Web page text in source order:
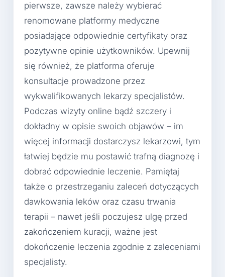
pierwsze, zawsze należy wybierać
renomowane platformy medyczne
posiadające odpowiednie certyfikaty oraz
pozytywne opinie użytkowników. Upewnij
się również, że platforma oferuje
konsultacje prowadzone przez
wykwalifikowanych lekarzy specjalistów.
Podczas wizyty online bądź szczery i
dokładny w opisie swoich objawów – im
więcej informacji dostarczysz lekarzowi, tym
łatwiej będzie mu postawić trafną diagnozę i
dobrać odpowiednie leczenie. Pamiętaj
także o przestrzeganiu zaleceń dotyczących
dawkowania leków oraz czasu trwania
terapii – nawet jeśli poczujesz ulgę przed
zakończeniem kuracji, ważne jest
dokończenie leczenia zgodnie z zaleceniami
specjalisty.